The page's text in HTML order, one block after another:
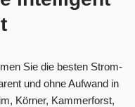
Sie die besten Strom-
und ohne Aufwand in
Körner, Kammerforst,